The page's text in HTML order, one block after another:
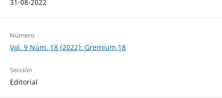
31-08-2022
Número
Vol. 9 Núm. 18 (2022): Gremium 18
Sección
Editorial